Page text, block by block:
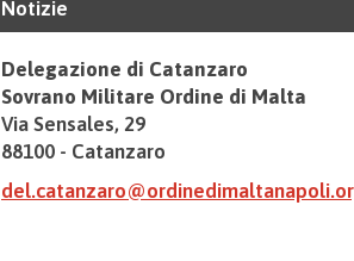
Notizie
Delegazione di Catanzaro
Sovrano Militare Ordine di Malta
Via Sensales, 29
88100 - Catanzaro